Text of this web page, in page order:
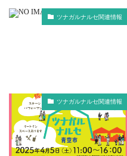
ツナガルナルセ関連情報
ツナガルナルセ関連情報